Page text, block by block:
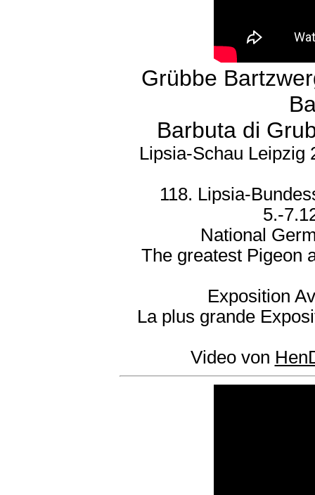
Grübbe
Barbuta di
Lipsia-Schau Leipzig
118. Lipsia-
5.-
National
The greatest Pigeon
Exposition
La plus grande
Video von